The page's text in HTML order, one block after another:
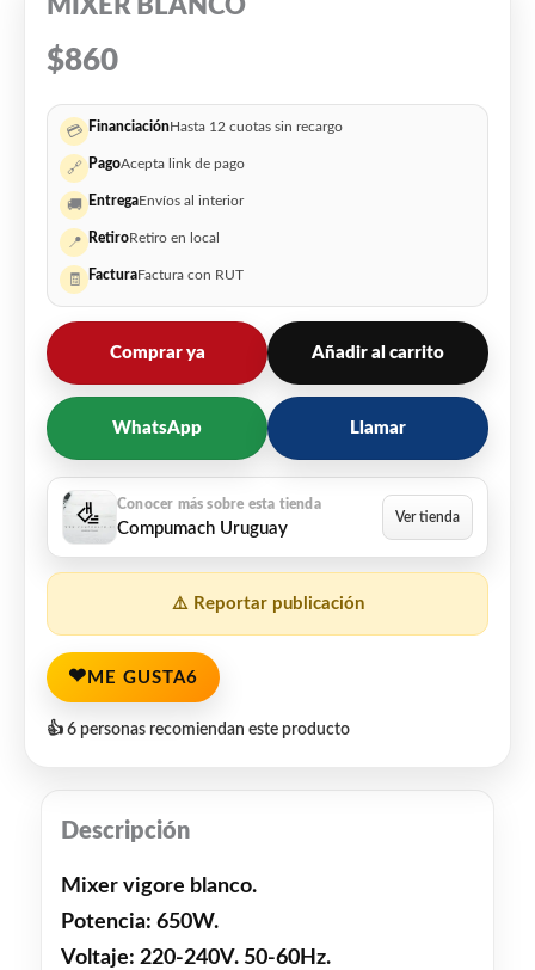
MIXER BLANCO
$860
💳 FinanciaciónHasta 12 cuotas sin recargo
🔗 PagoAcepta link de pago
🚚 EntregaEnvíos al interior
📍 RetiroRetiro en local
🧾 FacturaFactura con RUT
Comprar ya Añadir al carrito
WhatsApp Llamar
Compumach Uruguay
⚠️ Reportar publicación
❤ ME GUSTA6
👍 6 personas recomiendan este producto
Descripción
Mixer vigore blanco.
Potencia: 650W.
Voltaje: 220-240V. 50-60Hz.